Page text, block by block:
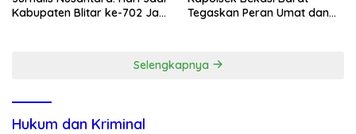
Kabupaten Blitar ke-702 Jadi
Tegaskan Peran Umat dan
Selengkapnya
Hukum dan Kriminal